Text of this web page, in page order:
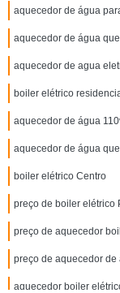
aquecedor de água
aquecedor de água
aquecedor de agua
boiler elétrico
aquecedor de água
aquecedor de água
boiler elétrico Centro
preço de boiler elétrico
preço de aquecedor
preço de aquecedor
aquecedor boiler